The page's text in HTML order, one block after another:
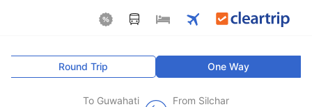
One Way
Round Trip
From Silchar
To Guwahati